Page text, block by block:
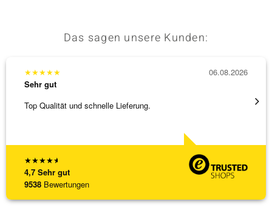
Das sagen unsere Kunden:
★★★★★
4,7 Sehr gut
9538 Bewertungen
★★★★★
Sehr gut
Top Qualität und schnelle Lieferung.
06.08.2026
Bin